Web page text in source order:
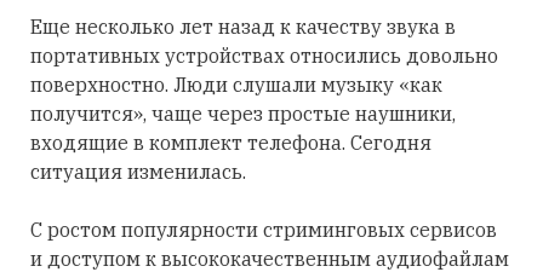
Еще несколько лет назад к качеству звука в
портативных устройствах относились довольно
поверхностно. Люди слушали музыку «как
получится», чаще через простые наушники,
входящие в комплект телефона. Сегодня
ситуация изменилась.
С ростом популярности стриминговых сервисов
и доступом к высококачественным аудиофайлам